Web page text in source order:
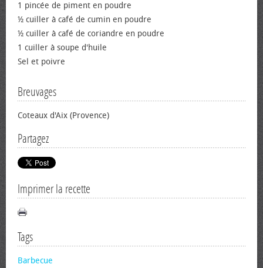
1 pincée de piment en poudre
½ cuiller à café de cumin en poudre
½ cuiller à café de coriandre en poudre
1 cuiller à soupe d'huile
Sel et poivre
Breuvages
Coteaux d'Aix (Provence)
Partagez
Imprimer la recette
Tags
Barbecue